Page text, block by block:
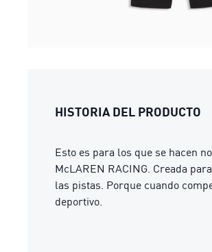
HISTORIA DEL PRODUCTO
Esto es para los que se hacen
McLAREN RACING. Creada
las pistas. Porque cuando
deportivo.